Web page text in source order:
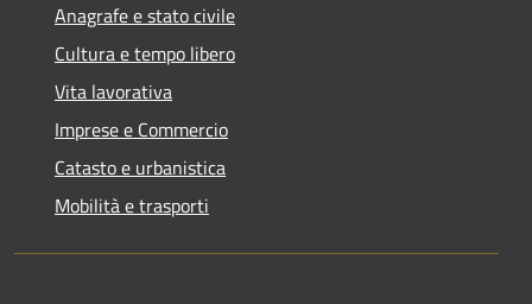
Anagrafe e stato civile
Cultura e tempo libero
Vita lavorativa
Imprese e Commercio
Catasto e urbanistica
Mobilità e trasporti